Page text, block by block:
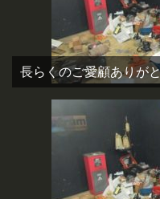
長らくのご愛顧ありが